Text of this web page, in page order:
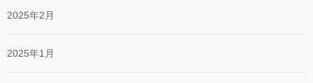
2025年2月
2025年1月